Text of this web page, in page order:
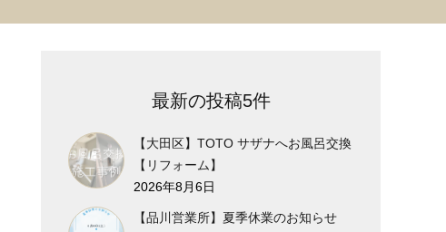
最新の投稿5件
【大田区】TOTO サザナへお風呂交換
【リフォーム】
2026年8月6日
【品川営業所】夏季休業のお知らせ